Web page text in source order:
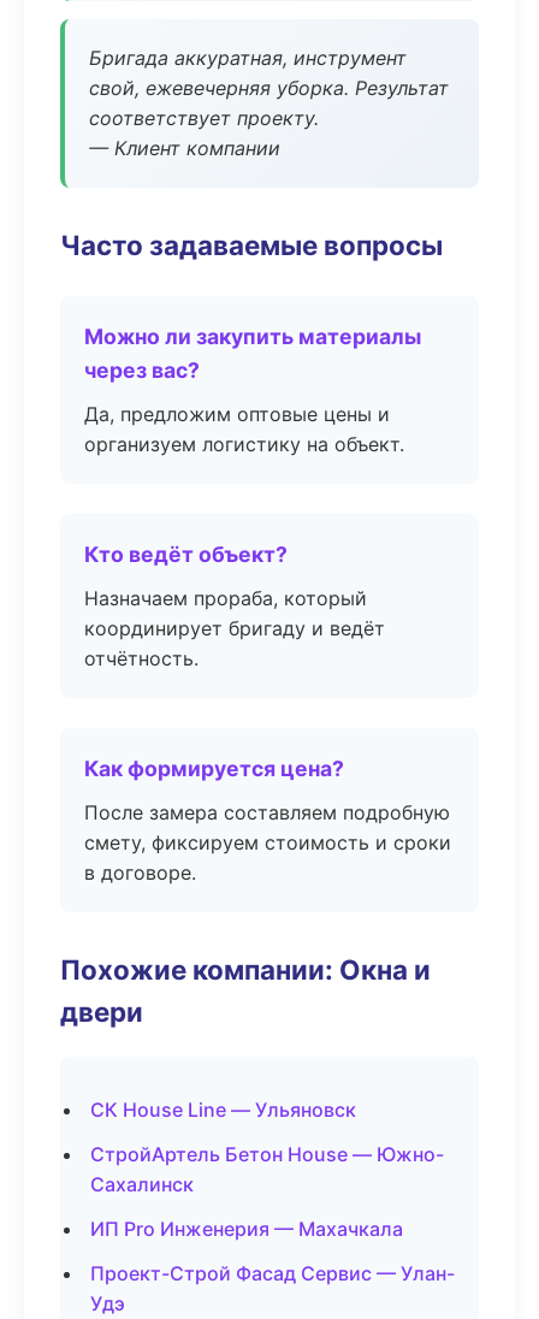
Бригада аккуратная, инструмент
свой, ежевечерняя уборка. Результат
соответствует проекту.
— Клиент компании
Часто задаваемые вопросы
Можно ли закупить материалы
через вас?
Да, предложим оптовые цены и
организуем логистику на объект.
Кто ведёт объект?
Назначаем прораба, который
координирует бригаду и ведёт
отчётность.
Как формируется цена?
После замера составляем подробную
смету, фиксируем стоимость и сроки
в договоре.
Похожие компании: Окна и
двери
СК House Line — Ульяновск
СтройАртель Бетон House — Южно-
Сахалинск
ИП Pro Инженерия — Махачкала
Проект-Строй Фасад Сервис — Улан-
Удэ